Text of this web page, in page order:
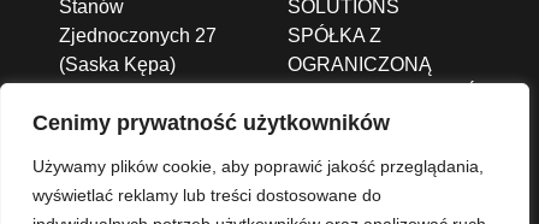
Cenimy prywatność użytkowników
Używamy plików cookie, aby poprawić jakość przeglądania,
wyświetlać reklamy lub treści dostosowane do
Stanów
Zjednoczonych 27
(Saska Kępa)
SOLUTIONS
SPÓŁKA Z
OGRANICZONĄ
ALEJA JANA PAWŁA
II 43A /37B, 01-001
Warszawa